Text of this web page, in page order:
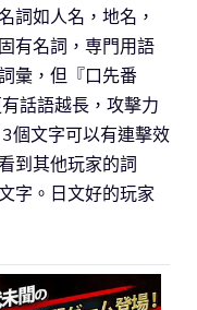
詞如人名，地名，
有名詞，専門用語
彙，但『口先番
話語越長，攻擊力
個文字可以有連擊效
到其他玩家的詞
字。日文好的玩家